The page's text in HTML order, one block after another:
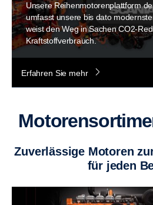
Unsere Reihenmotorenplattform
umfasst unsere bis dato
weist den Weg in Sachen CO2-
Kraftstoffverbrauch.
Ihren Kraftstoffverbrauch. Darüber
unsere modernen Reihenmotoren
Erfahren Sie mehr
Zuverlässige Motoren zur Stromerzeugung
für jeden